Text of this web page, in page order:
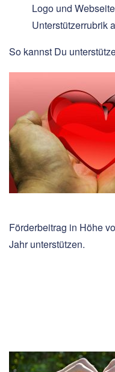
Logo und
Unterstützerrubrik
So kannst Du
Förderbeitrag in Höhe
Jahr unterstützen.